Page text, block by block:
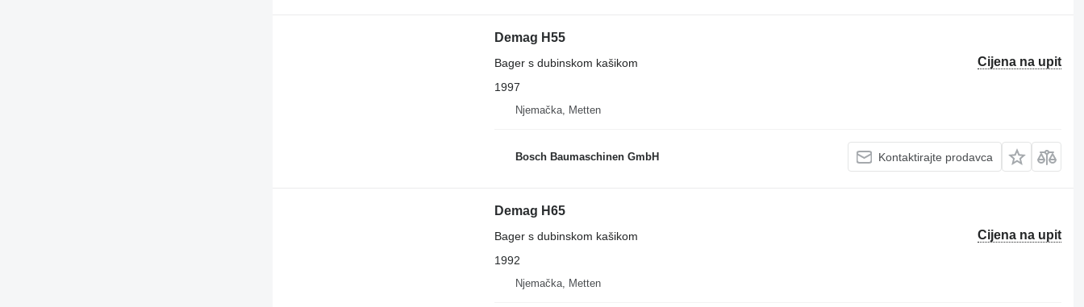
Demag H55
Cijena na upit
Bager s dubinskom kašikom
1997
Njemačka, Metten
Bosch Baumaschinen GmbH Kontaktirajte prodavca
Demag H65
Cijena na upit
Bager s dubinskom kašikom
1992
Njemačka, Metten